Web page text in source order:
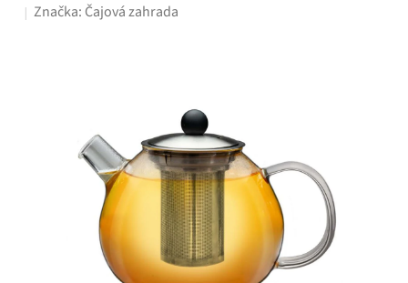
produktu
Značka: Čajová zahrada